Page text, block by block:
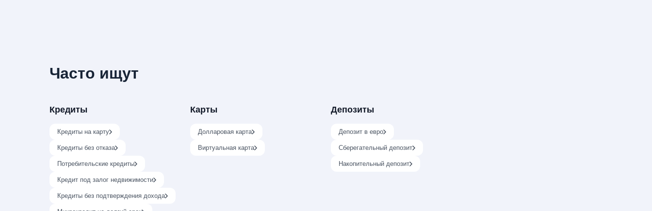
Часто ищут
Кредиты
Кредиты на карту
Кредиты без отказа
Потребительские кредиты
Кредит под залог недвижимости
Кредиты без подтверждения дохода
Карты
Долларовая карта
Виртуальная карта
Депозиты
Депозит в евро
Сберегательный депозит
Накопительный депозит